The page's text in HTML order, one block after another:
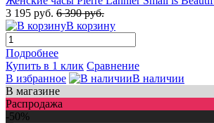
3 195 руб. 6 390 руб.
В корзину
Подробнее
Купить в 1 клик Сравнение
В избранное
В наличии
В магазине
Распродажа
-50%